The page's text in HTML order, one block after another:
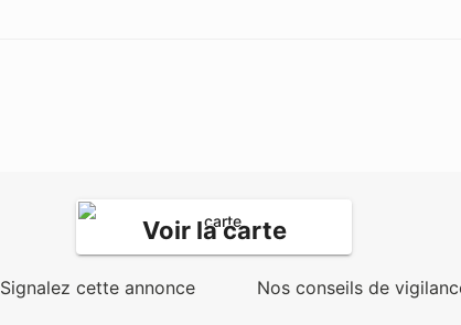
Voir la carte
Signalez cette annonce Nos conseils de